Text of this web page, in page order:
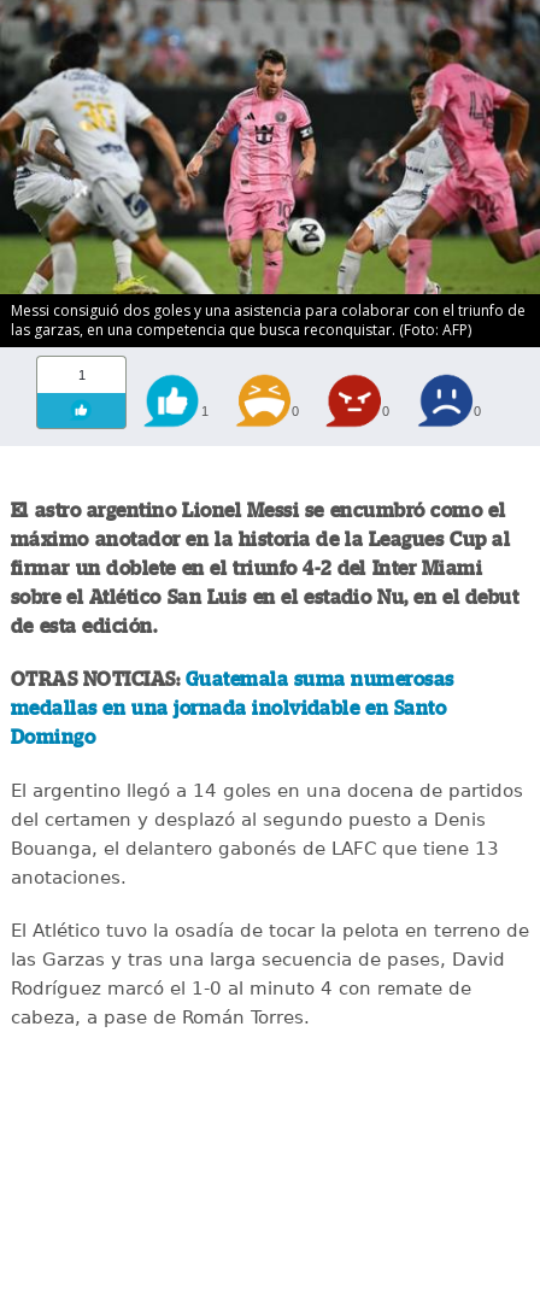
Messi consiguió dos goles y una asistencia para colaborar con el triunfo de
las garzas, en una competencia que busca reconquistar. (Foto: AFP)
1
1 0 0 0
El astro argentino Lionel Messi se encumbró como el
máximo anotador en la historia de la Leagues Cup al
firmar un doblete en el triunfo 4-2 del Inter Miami
sobre el Atlético San Luis en el estadio Nu, en el debut
de esta edición.
OTRAS NOTICIAS: Guatemala suma numerosas
medallas en una jornada inolvidable en Santo
Domingo
El argentino llegó a 14 goles en una docena de partidos
del certamen y desplazó al segundo puesto a Denis
Bouanga, el delantero gabonés de LAFC que tiene 13
anotaciones.
El Atlético tuvo la osadía de tocar la pelota en terreno de
las Garzas y tras una larga secuencia de pases, David
Rodríguez marcó el 1-0 al minuto 4 con remate de
cabeza, a pase de Román Torres.